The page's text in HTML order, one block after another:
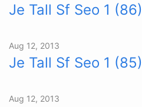
Je Tall Sf Seo 1 (86)
Aug 12, 2013
Je Tall Sf Seo 1 (85)
Aug 12, 2013